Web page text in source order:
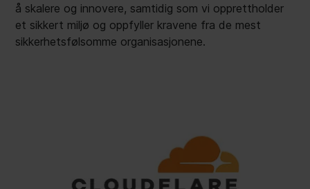
å skalere og innovere, samtidig som vi opprettholder
et sikkert miljø og oppfyller kravene fra de mest
sikkerhetsfølsomme organisasjonene.